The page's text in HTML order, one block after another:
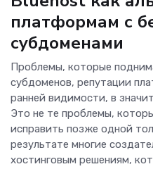
платформам с
субдоменами
Проблемы, которые
субдоменов, репутации
ранней видимости, в
Это не те проблемы,
исправить позже одной
результате многие
хостинговым решениям,